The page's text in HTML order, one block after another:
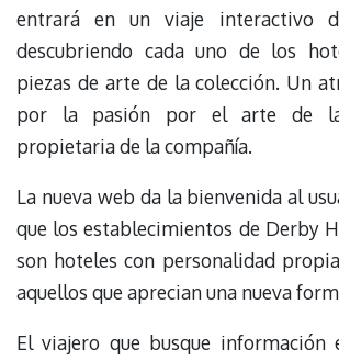
entrará en un viaje interactivo
descubriendo cada uno de los
piezas de arte de la colección. Un
por la pasión por el arte de
propietaria de la compañía.
La nueva web da la bienvenida al
que los establecimientos de Derby
son hoteles con personalidad
aquellos que aprecian una nueva
El viajero que busque